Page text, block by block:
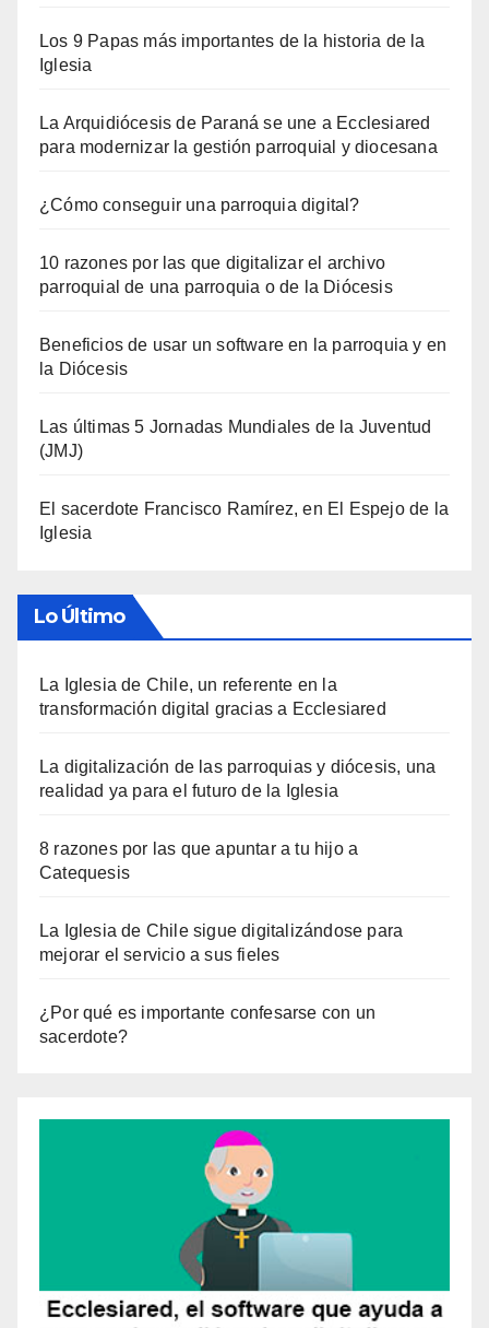
Los 9 Papas más importantes de la historia de la
Iglesia
La Arquidiócesis de Paraná se une a Ecclesiared
para modernizar la gestión parroquial y diocesana
¿Cómo conseguir una parroquia digital?
10 razones por las que digitalizar el archivo
parroquial de una parroquia o de la Diócesis
Beneficios de usar un software en la parroquia y en
la Diócesis
Las últimas 5 Jornadas Mundiales de la Juventud
(JMJ)
El sacerdote Francisco Ramírez, en El Espejo de la
Iglesia
Lo Último
La Iglesia de Chile, un referente en la
transformación digital gracias a Ecclesiared
La digitalización de las parroquias y diócesis, una
realidad ya para el futuro de la Iglesia
8 razones por las que apuntar a tu hijo a
Catequesis
La Iglesia de Chile sigue digitalizándose para
mejorar el servicio a sus fieles
¿Por qué es importante confesarse con un
sacerdote?